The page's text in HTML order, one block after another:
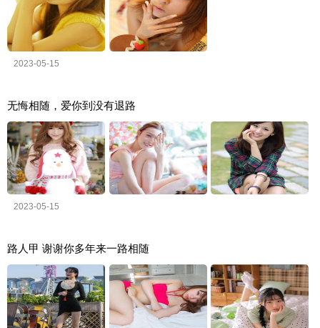
2023-05-15
无悔相随，爱你到没有退路
2023-05-15
路人甲 谢谢你多年来一路相随